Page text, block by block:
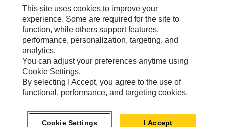
사이트 맵
Cookie Settings
법적 고지
개인정보취급방침
위치정보 이용약관
This site uses cookies to improve your
experience. Some are required for the site to
function, while others support features,
performance, personalization, targeting, and
analytics.
You can adjust your preferences anytime using
Cookie Settings.
By selecting I Accept, you agree to the use of
functional, performance, and targeting cookies.
Cookie Settings I Accept